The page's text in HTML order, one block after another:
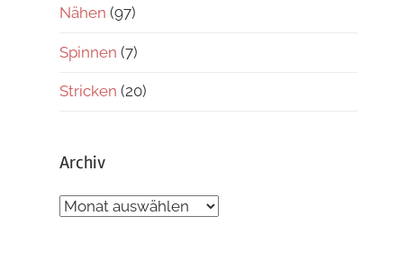
Nähen (97)
Spinnen (7)
Stricken (20)
Archiv
Archiv